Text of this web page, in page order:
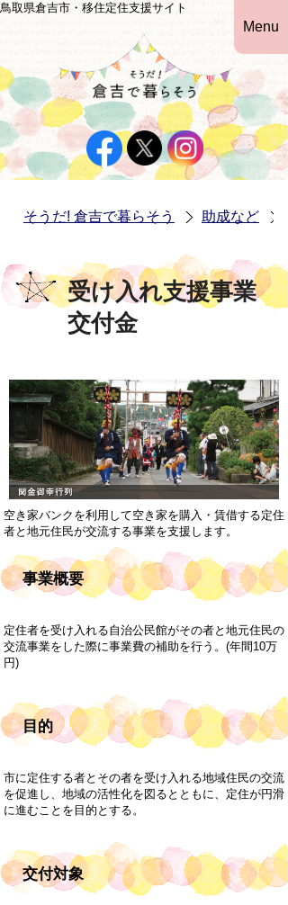
鳥取県倉吉市・移住定住支援サイト
Menu
そうだ! 倉吉で暮らそう 助成など
受け入れ支援事業
交付金
空き家バンクを利用して空き家を購入・賃借する定住
者と地元住民が交流する事業を支援します。
事業概要
定住者を受け入れる自治公民館がその者と地元住民の
交流事業をした際に事業費の補助を行う。(年間10万
円)
目的
市に定住する者とその者を受け入れる地域住民の交流
を促進し、地域の活性化を図るとともに、定住が円滑
に進むことを目的とする。
交付対象